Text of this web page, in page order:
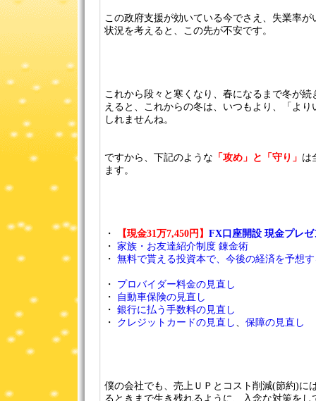
この政府支援が効いている今でさえ、失業率
状況を考えると、この先が不安です。
これから段々と寒くなり、春になるまで冬が
えると、これからの冬は、いつもより、「よ
しれませんね。
ですから、下記のような 「攻め」と「守り」 は
ます。
・ 【現金31万7,450円】 FX口座開設 現金プレ
・ 家族・お友達紹介制度 錬金術
・ 無料で貰える投資本で、今後の経済を予想
・ プロバイダー料金の見直し
・
自動車保険の見直し
・ 銀行に払う手数料の見直し
・ クレジットカードの見直し 、 保障の見直し
僕の会社でも、売上ＵＰとコスト削減(節約)に
るときまで生き残れるように、入念な対策を